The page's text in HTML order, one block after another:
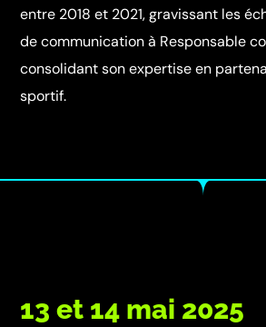
entre 2018 et 2021, gravissant les
de communication à Responsable
consolidant son expertise en
sportif.
13 et 14 mai 2025